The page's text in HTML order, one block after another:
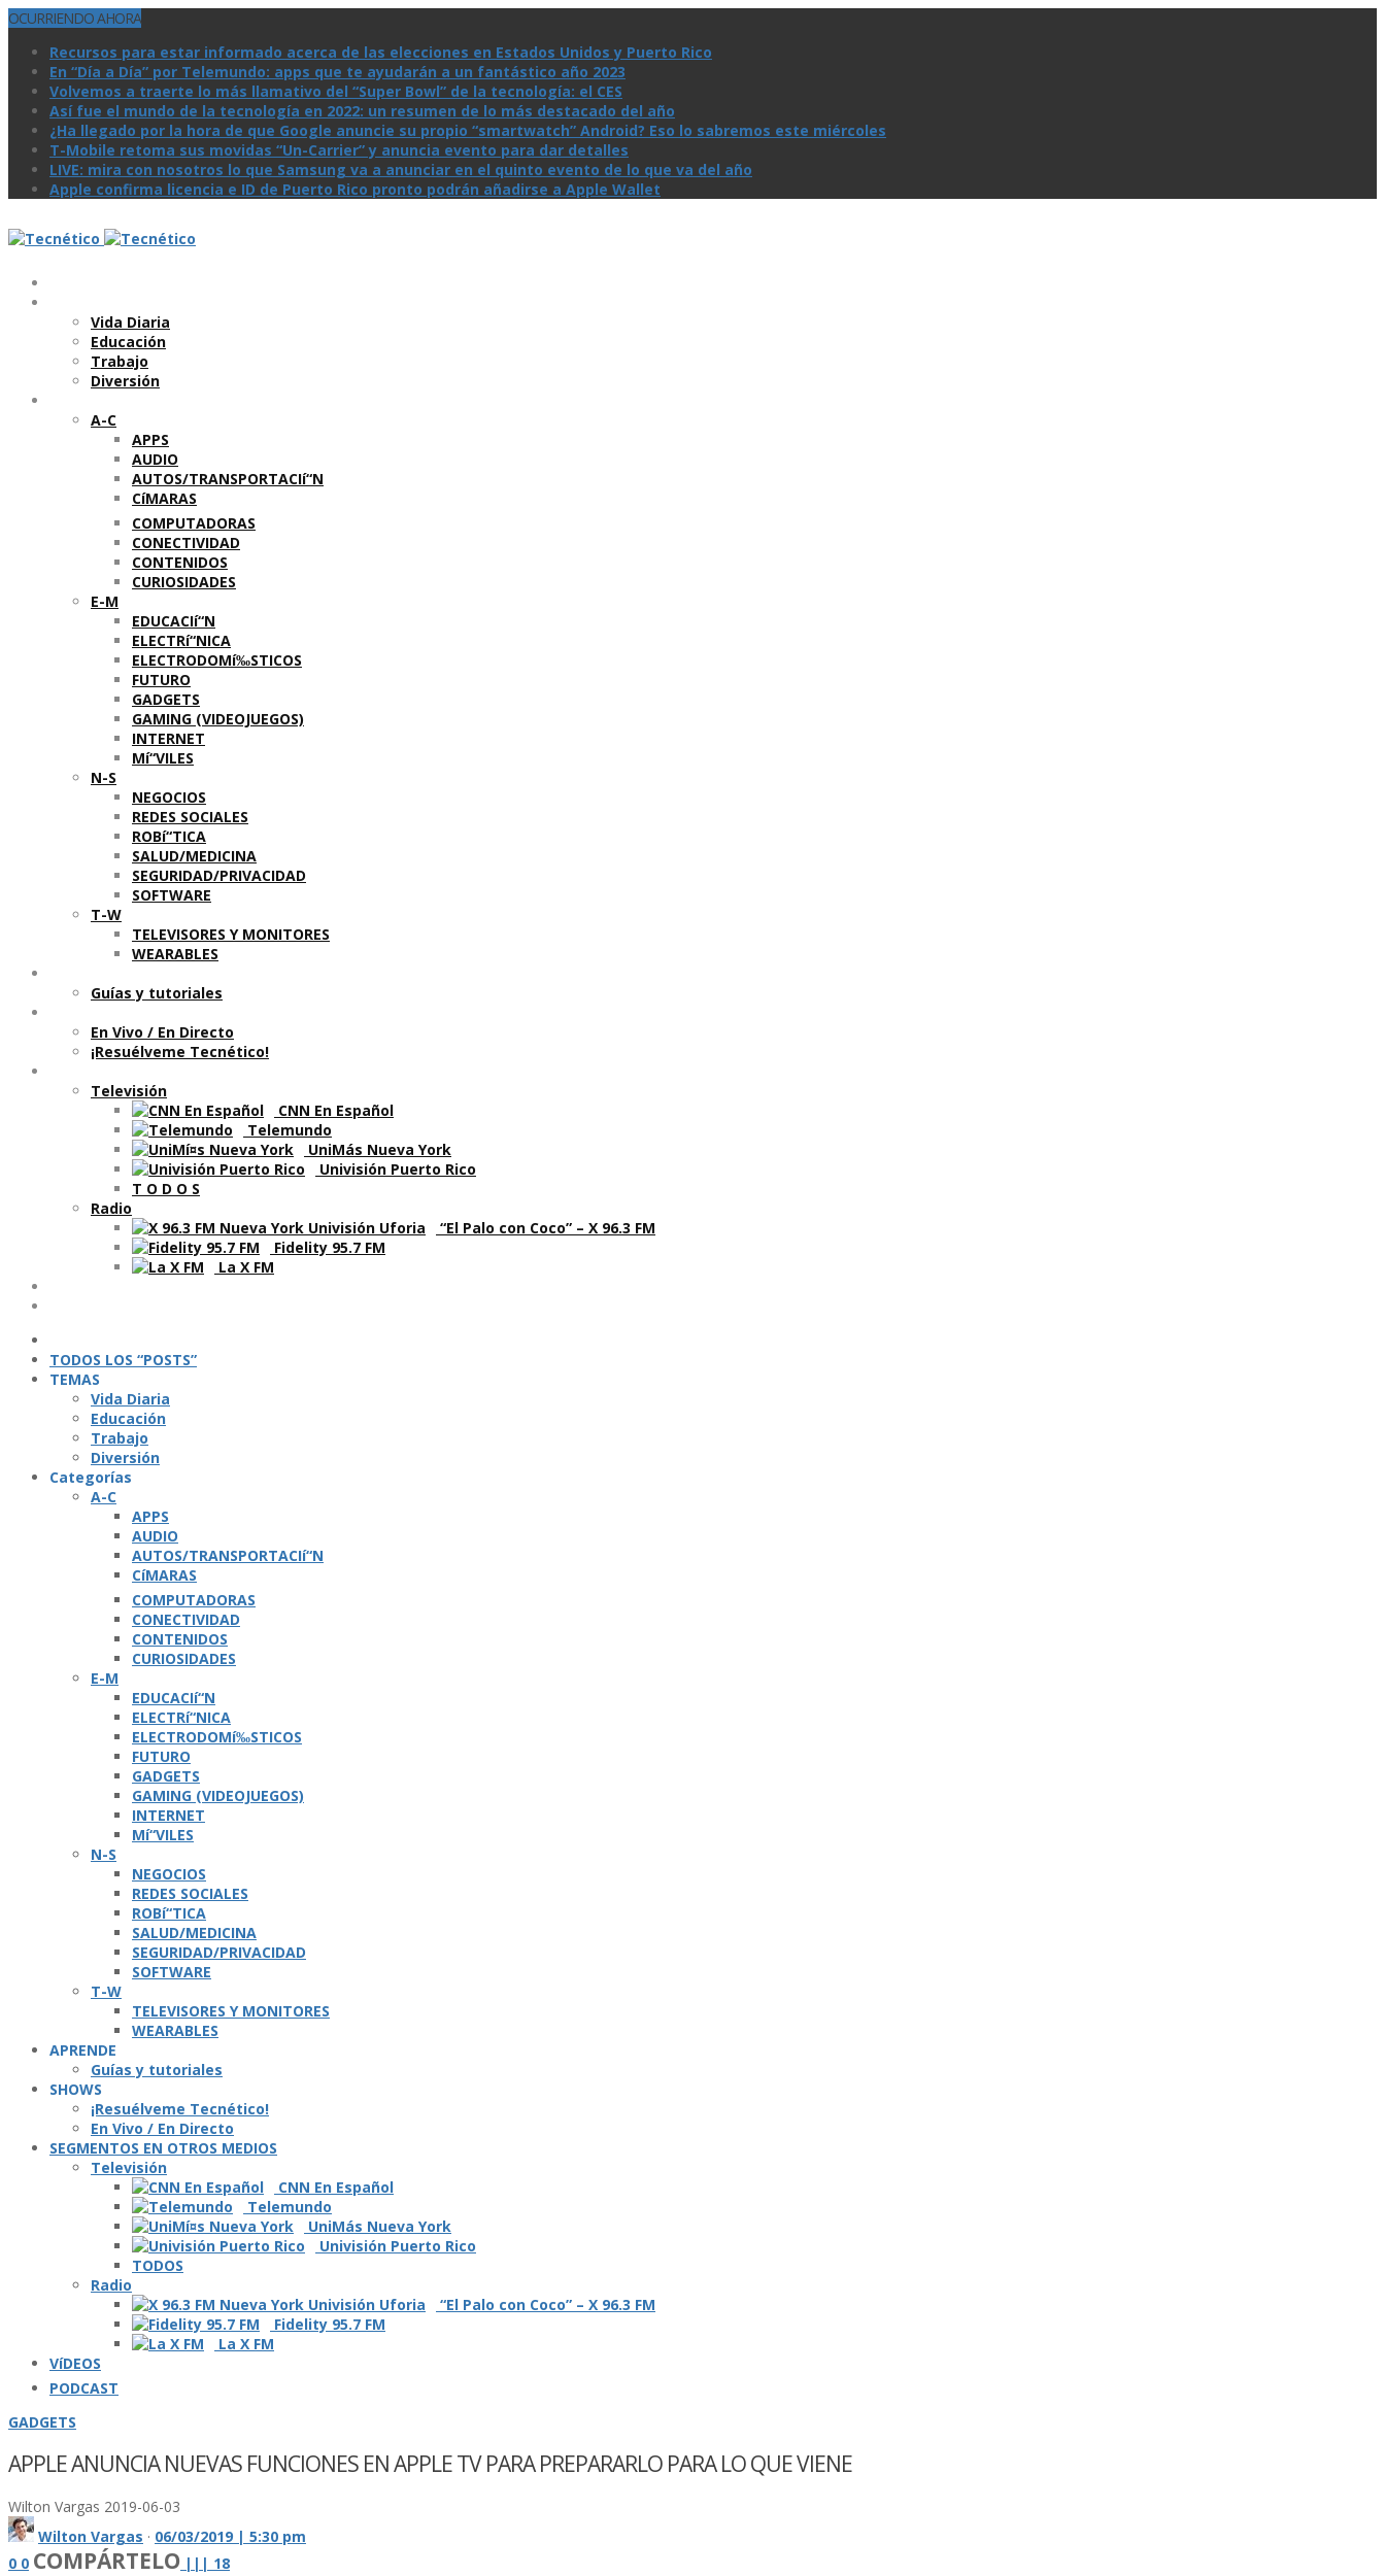
OCURRIENDO AHORA
Recursos para estar informado acerca de las elecciones en Estados Unidos y Puerto Rico
En “Día a Día” por Telemundo: apps que te ayudarán a un fantástico año 2023
Volvemos a traerte lo más llamativo del “Super Bowl” de la tecnologí­a: el CES
Así­ fue el mundo de la tecnologí­a en 2022: un resumen de lo más destacado del año
¿Ha llegado por la hora de que Google anuncie su propio “smartwatch” Android? Eso lo sabremos este miércoles
T-Mobile retoma sus movidas “Un-Carrier” y anuncia evento para dar detalles
LIVE: mira con nosotros lo que Samsung va a anunciar en el quinto evento de lo que va del año
Apple confirma licencia e ID de Puerto Rico pronto podrán añadirse a Apple Wallet
Vida Diaria
Educación
Trabajo
Diversión
A-C
APPS
AUDIO
AUTOS/TRANSPORTACIí“N
CíMARAS
COMPUTADORAS
CONECTIVIDAD
CONTENIDOS
CURIOSIDADES
E-M
EDUCACIí“N
ELECTRí“NICA
ELECTRODOMí‰STICOS
FUTURO
GADGETS
GAMING (VIDEOJUEGOS)
INTERNET
Mí“VILES
N-S
NEGOCIOS
REDES SOCIALES
ROBí“TICA
SALUD/MEDICINA
SEGURIDAD/PRIVACIDAD
SOFTWARE
T-W
TELEVISORES Y MONITORES
WEARABLES
Guí­as y tutoriales
En Vivo / En Directo
¡Resuélveme Tecnético!
Televisión
CNN En Español
Telemundo
UniMás Nueva York
Univisión Puerto Rico
T O D O S
Radio
“El Palo con Coco” – X 96.3 FM
Fidelity 95.7 FM
La X FM
TODOS LOS “POSTS”
TEMAS
Vida Diaria
Educación
Trabajo
Diversión
Categorí­as
A-C
APPS
AUDIO
AUTOS/TRANSPORTACIí“N
CíMARAS
COMPUTADORAS
CONECTIVIDAD
CONTENIDOS
CURIOSIDADES
E-M
EDUCACIí“N
ELECTRí“NICA
ELECTRODOMí‰STICOS
FUTURO
GADGETS
GAMING (VIDEOJUEGOS)
INTERNET
Mí“VILES
N-S
NEGOCIOS
REDES SOCIALES
ROBí“TICA
SALUD/MEDICINA
SEGURIDAD/PRIVACIDAD
SOFTWARE
T-W
TELEVISORES Y MONITORES
WEARABLES
APRENDE
Guí­as y tutoriales
SHOWS
¡Resuélveme Tecnético!
En Vivo / En Directo
SEGMENTOS EN OTROS MEDIOS
Televisión
CNN En Español
Telemundo
UniMás Nueva York
Univisión Puerto Rico
TODOS
Radio
“El Palo con Coco” – X 96.3 FM
Fidelity 95.7 FM
La X FM
VíDEOS
PODCAST
GADGETS
APPLE ANUNCIA NUEVAS FUNCIONES EN APPLE TV PARA PREPARARLO PARA LO QUE VIENE
Wilton Vargas 2019-06-03
Wilton Vargas · 06/03/2019 | 5:30 pm
0 0 COMPÁRTELO | | | 18